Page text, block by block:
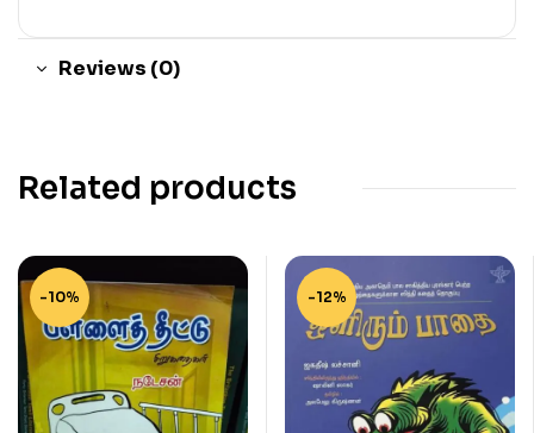
Reviews (0)
Related products
-10% -12%